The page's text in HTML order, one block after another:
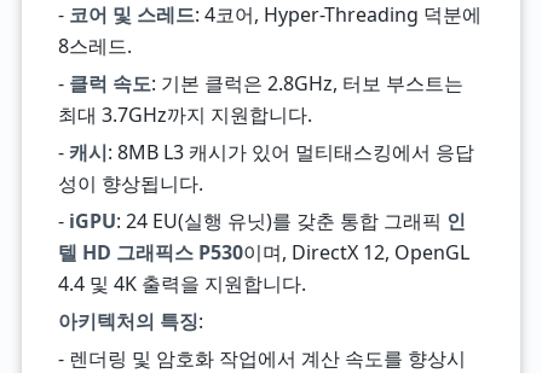
- 코어 및 스레드: 4코어, Hyper-Threading 덕분에
8스레드.
- 클럭 속도: 기본 클럭은 2.8GHz, 터보 부스트는
최대 3.7GHz까지 지원합니다.
-캐시: 8MB L3 캐시가 있어 멀티태스킹에서 응답
성이 향상됩니다.
- iGPU: 24 EU(실행 유닛)를 갖춘 통합 그래픽 인
텔 HD 그래픽스 P530이며, DirectX 12, OpenGL
4.4 및 4K 출력을 지원합니다.
아키텍처의 특징:
- 렌더링 및 암호화 작업에서 계산 속도를 향상시